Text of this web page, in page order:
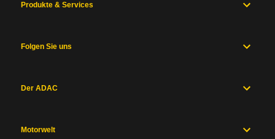
Produkte & Services
Folgen Sie uns
Der ADAC
Motorwelt